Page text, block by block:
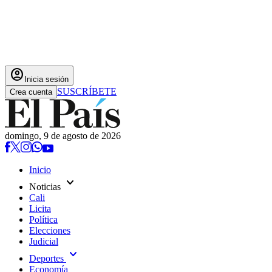
account_circle Inicia sesión
Crea cuenta SUSCRÍBETE
domingo, 9 de agosto de 2026
Inicio
Noticias expand_more
Cali
Licita
Política
Elecciones
Judicial
Deportes expand_more
Economía